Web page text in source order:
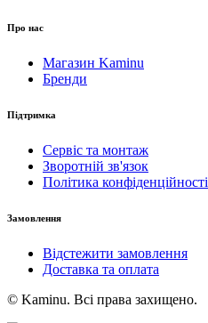
Про нас
Магазин Kaminu
Бренди
Підтримка
Сервіс та монтаж
Зворотній зв'язок
Політика конфіденційності
Замовлення
Відстежити замовлення
Доставка та оплата
© Kaminu. Всі права захищено.